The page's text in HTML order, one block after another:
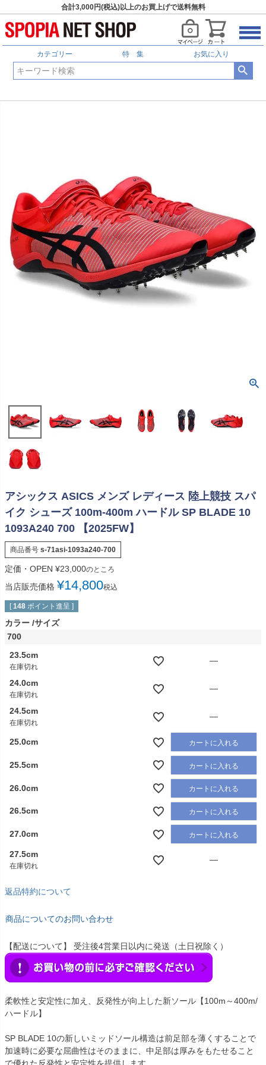
合計3,000円(税込)以上のお買上げで送料無料
カテゴリー 特 集 お気に入り
アシックス ASICS メンズ レディース 陸上競技 スパ
イク シューズ 100m-400m ハードル SP BLADE 10
1093A240 700 【2025FW】
商品番号 s-71asi-1093a240-700
定価・OPEN ¥23,000のところ
当店販売価格 ¥14,800税込
[ 148 ポイント進呈 ]
カラー サイズ
700
23.5cm
在庫切れ
—
24.0cm
在庫切れ
—
24.5cm
在庫切れ
—
25.0cm カートに入れる
25.5cm カートに入れる
26.0cm カートに入れる
26.5cm カートに入れる
27.0cm カートに入れる
27.5cm
在庫切れ
—
返品特約について
商品についてのお問い合わせ
【配送について】 受注後4営業日以内に発送（土日祝除く）
柔軟性と安定性に加え、反発性が向上した新ソール【100m～400m/
ハードル】
SP BLADE 10の新しいミッドソール構造は前足部を薄くすることで
加速時に必要な屈曲性はそのままに、中足部は厚みをもたせること